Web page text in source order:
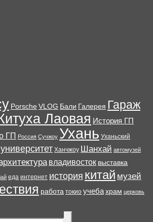
Porsche VLOG Бали Галерея Гараж
Лаовая История ГП
ГП Россия Сучжоу Ухань Уханьский
Ханчжоу Шанхай автомузей
владивосток выставка
еда интернет история китай музей
работа токио учебахрам церковь